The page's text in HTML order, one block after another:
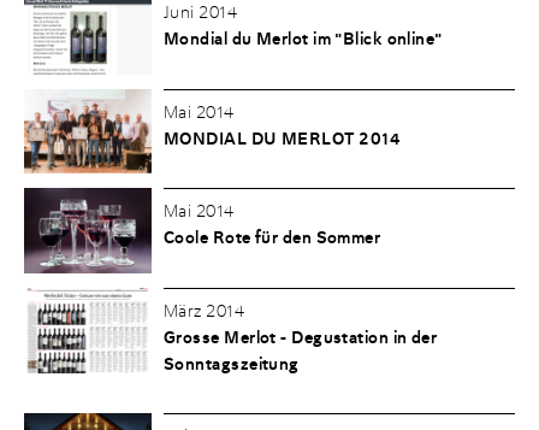
Juni 2014
Mondial du Merlot im "Blick online"
Mai 2014
MONDIAL DU MERLOT 2014
Mai 2014
Coole Rote für den Sommer
März 2014
Grosse Merlot - Degustation in der
Sonntagszeitung